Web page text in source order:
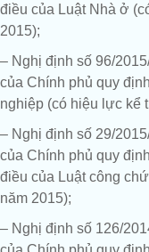
điều của Luật Nhà ở
2015);
– Nghị định số 96/
của Chính phủ quy
nghiệp (có hiệu lực kể
– Nghị định số 29/
của Chính phủ quy
điều của Luật công
năm 2015);
– Nghị định số 126/